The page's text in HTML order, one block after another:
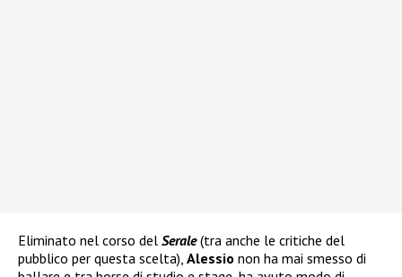
Eliminato nel corso del Serale(tra anche le critiche del
pubblico per questa scelta), Alessio non ha mai smesso di